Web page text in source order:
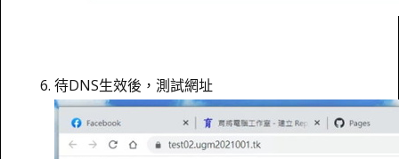
待DNS生效後，測試網址